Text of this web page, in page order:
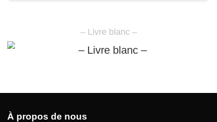
– Livre blanc –
À propos de nous